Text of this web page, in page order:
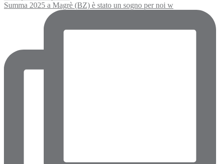
Summa 2025 a Magrè (BZ) è stato un sogno per noi w